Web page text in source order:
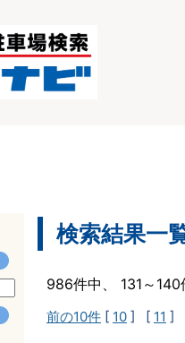
検索結果一
986件中、 131～
前の10件 [ 10 ] [ 11 ]